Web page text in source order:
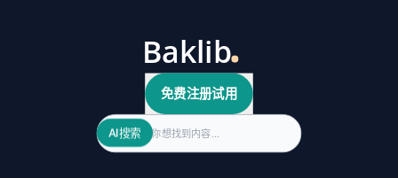
免费注册试用
Search
AI搜索